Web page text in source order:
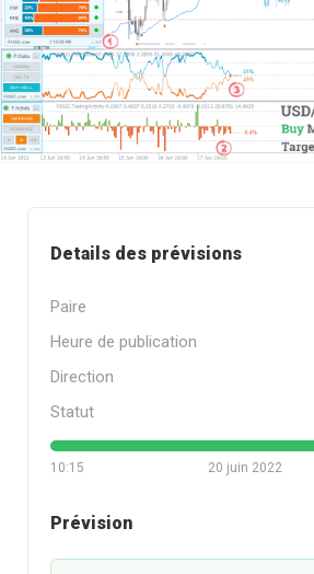
Details des prévisions
Paire
Heure de publication
Direction
Statut
10:15 20 juin 2022
Prévision